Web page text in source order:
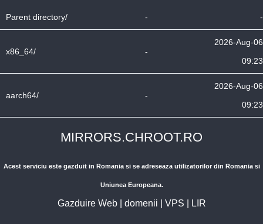
Parent directory/ - -
x86_64/ -
2026-Aug-06
09:23
aarch64/ -
2026-Aug-06
09:23
MIRRORS.CHROOT.RO
Acest serviciu este gazduit in Romania si se adreseaza utilizatorilor din Romania si
Uniunea Europeana.
Gazduire Web| domenii VPS LIR